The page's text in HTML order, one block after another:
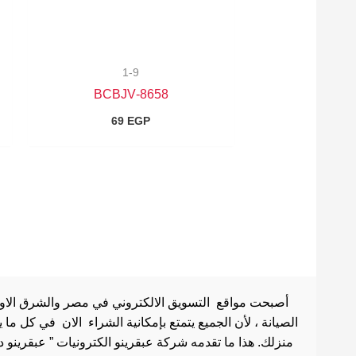
1-9
8658-BCBJV
69 EGP
أصبحت مواقع التسويق الالكتروني في مصر والشرق
الصيانة ، لأن الجميع يتمتع بإمكانية الشراء الان في كل
منزلك. هذا ما تقدمه شركة عبقرينو الكترونيات ”